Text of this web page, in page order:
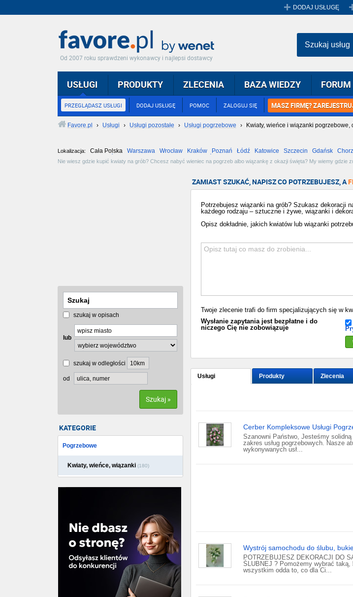
DODAJ USŁUGĘ
Od 2007 roku sprawdzeni wykonawcy i najlepsi dostawcy
USŁUGI
PRZEGLĄDASZ USŁUGI DODAJ USŁUGĘ POMOC ZALOGUJ SIĘ MASZ FIRMĘ?
PRODUKTY ZLECENIA BAZA WIEDZY FORUM
Szukaj usług
Favore.pl › Usługi › Usługi pozostałe › Usługi pogrzebowe › Kwiaty, wieńce i wiązanki
Lokalizacja: Cała Polska Warszawa Wrocław Kraków Poznań Łódź Katowice Szczecin Gdańsk
Nie wiesz gdzie kupić kwiaty na grób? Chcesz nabyć wieniec na pogrzeb albo wiązankę z okazji święta? My wiemy
szukaj w opisach
lub
szukaj w odległości
od
Szukaj »
KATEGORIE
Pogrzebowe
Kwiaty, wieńce, wiązanki (180)
ZAMIAST SZUKAĆ, NAPISZ CO POTRZEBUJESZ, A
Potrzebujesz wiązanki na grób? Szukasz dekoracji
każdego rodzaju – sztuczne i żywe, wiązanki i
Opisz dokładnie, jakich kwiatów lub wiązanki
Twoje zlecenie trafi do firm specjalizujących się w
Wysłanie zapytania jest bezpłatne i do
niczego Cię nie zobowiązuje
Usługi Produkty Zlecenia
Cerber Kompleksowe Usługi
Szanowni Państwo, Jesteśmy
zakres usług pogrzebowych. Nasze
wykonywanych usł...
Wystrój samochodu do ślubu,
POTRZEBUJESZ DEKORACJI DO
ŚLUBNEJ ? Pomożemy wybrać
wszystkim odda to, co dla Ci...